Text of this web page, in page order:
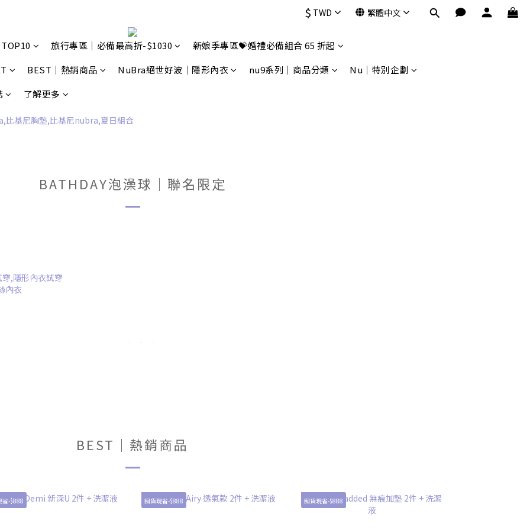
$ TWD 繁體中文
旅行專區｜必備最高折-$1030
新娘季專區💝婚禮必備組合 65 折起
BEST｜熱銷商品 NuBra絕世好波｜隱形內衣 nu9系列｜商品分類
Nu｜特別企劃
了解更多
BATHDAY泡澡球｜聯名限定
BEST｜熱銷商品
省-$888 囤貨現省-$888 囤貨現省-$888